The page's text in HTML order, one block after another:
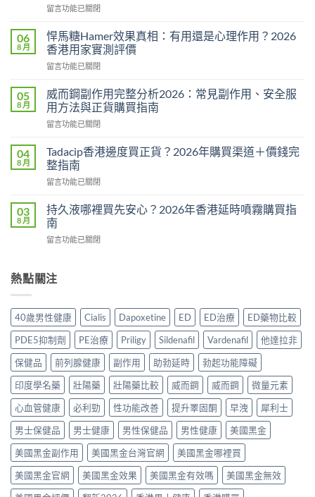
在
利
勁
用
法
量
完
整
教
幾
時
食
多？
正
確
一
次
清
楚〉
中
留言功能已關閉
06
8 月
悍馬糖Hamer效果真相：有用還是心理作用？2026
香港用家實測評價
在
馬
糖
Hamer
效
真
相：
有
用
是
心
作
香
家
實
測
評
價〉
中
留言功能已關閉
05
8 月
威而鋼副作用完整分析2026：常見副作用、安全服
用方法與正貨購買指南
在
而
鋼
副
作
完
整
分
析
見
用、
安
全
服
方
法
與
正
貨
購
買
指
南〉
中
留言功能已關閉
04
8 月
Tadacip香港邊度買正貨？2026年購買渠道＋價錢完
整指南
在
香
港
邊
度
貨？
購
買
渠
道
價
錢
完
整
指
南〉
中
留言功能已關閉
03
8 月
持久液哪裡買先安心？2026年香港延時噴霧購買指
南
在
液
哪
買
先
安
心？
2026
年
香
港
延
時
噴
霧
購
買
指
南〉
留言功能已關閉
熱點關注
40歲男性健康 Cialis Dapoxetine ED ED治療
ED藥物比較
PDE5抑制劑
PE治療 Priligy Sildenafil Vardenafil
他達拉非
保健品
前列腺健康 副作用 助勃延時
勃起功能障礙
印度學名藥
壯陽藥 壯陽藥比較 威而鋼 威而鋼
微量元素
心血管健康
必利勁 性功能改善 提升睪固酮 早洩
犀利士
男士保健品
男士健康 男性保健品 男性健康
美國黑金
美國黑金副作用
美國黑金台灣官網
美國黑金哪裡買
美國黑金官網
美國黑金效果 美國黑金有效嗎
美國黑金無效